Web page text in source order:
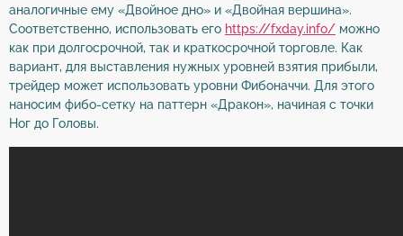
аналогичные ему «Двойное дно» и «Двойная вершина».
Соответственно, использовать его https://fxday.info/ можно
как при долгосрочной, так и краткосрочной торговле. Как
вариант, для выставления нужных уровней взятия прибыли,
трейдер может использовать уровни Фибоначчи. Для этого
наносим фибо-сетку на паттерн «Дракон», начиная с точки
Ног до Головы.